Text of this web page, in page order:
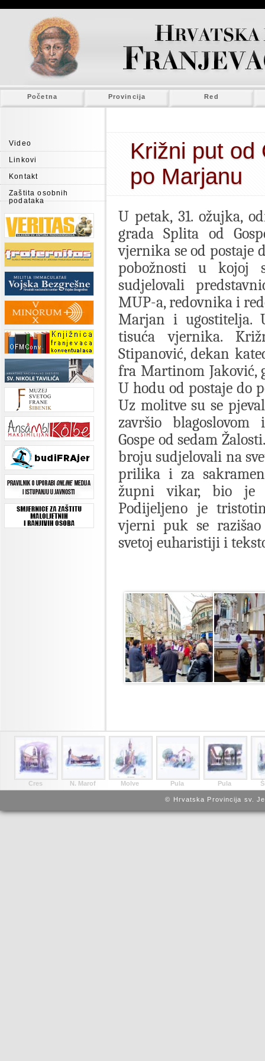
Početna Provincija Red
Video
Linkovi
Kontakt
Zaštita osobnih
podataka
Križni put od
po Marjanu
U petak, 31. ožujka,
grada Splita od
vjernika se od postaje
pobožnosti u kojoj
sudjelovali
MUP-a, redovnika i
Marjan i ugostitelja.
tisuća vjernika.
Stipanović, dekan
fra Martinom Jaković,
U hodu od postaje do
Uz molitve su se
završio
Gospe od sedam
broju sudjelovali na
prilika i za
župni vikar, bio je
Podijeljeno je
vjerni puk se
svetoj euharistiji i
Cres N. Marof Molve Pula Pula
© Hrvatska Provincija sv.